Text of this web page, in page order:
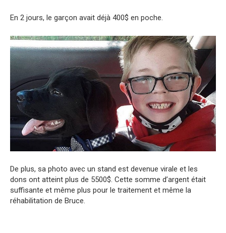
En 2 jours, le garçon avait déjà 400$ en poche.
De plus, sa photo avec un stand est devenue virale et les
dons ont atteint plus de 5500$. Cette somme d’argent était
suffisante et même plus pour le traitement et même la
réhabilitation de Bruce.